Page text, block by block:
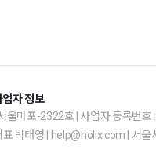
자 정보
울마포-2322호 | 사업자 등록번
표 박태영 | help@holix.com | 서